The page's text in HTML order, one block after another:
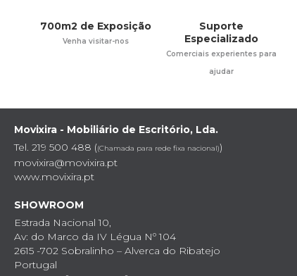
700m2 de Exposição
Venha visitar-nos
Suporte
Especializado
Comerciais experientes para
ajudar
Movixira - Mobiliário de Escritório, Lda.
Tel. 219 500 488 ((Chamada para rede fixa nacional))
movixira@movixira.pt
www.movixira.pt
SHOWROOM
Estrada Nacional 10,
Av: do Marco da IV Légua Nº 104
2615 -702 Sobralinho – Alverca do Ribatejo
Portugal